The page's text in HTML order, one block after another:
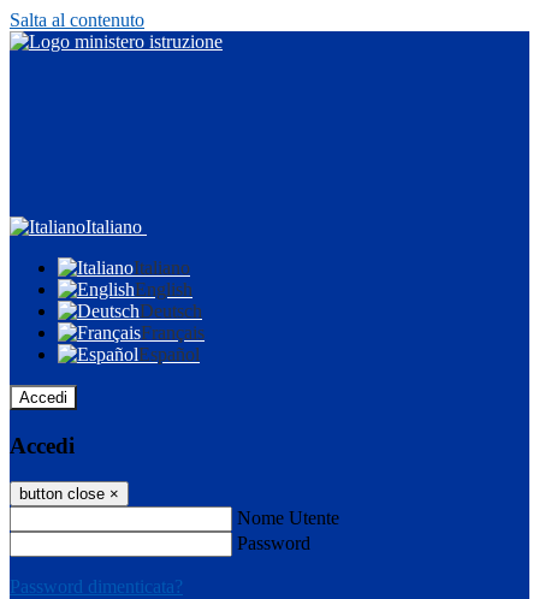
Salta al contenuto
Italiano
Italiano
English
Deutsch
Français
Español
Accedi
Accedi
button close ×
Nome Utente
Password
Password dimenticata?